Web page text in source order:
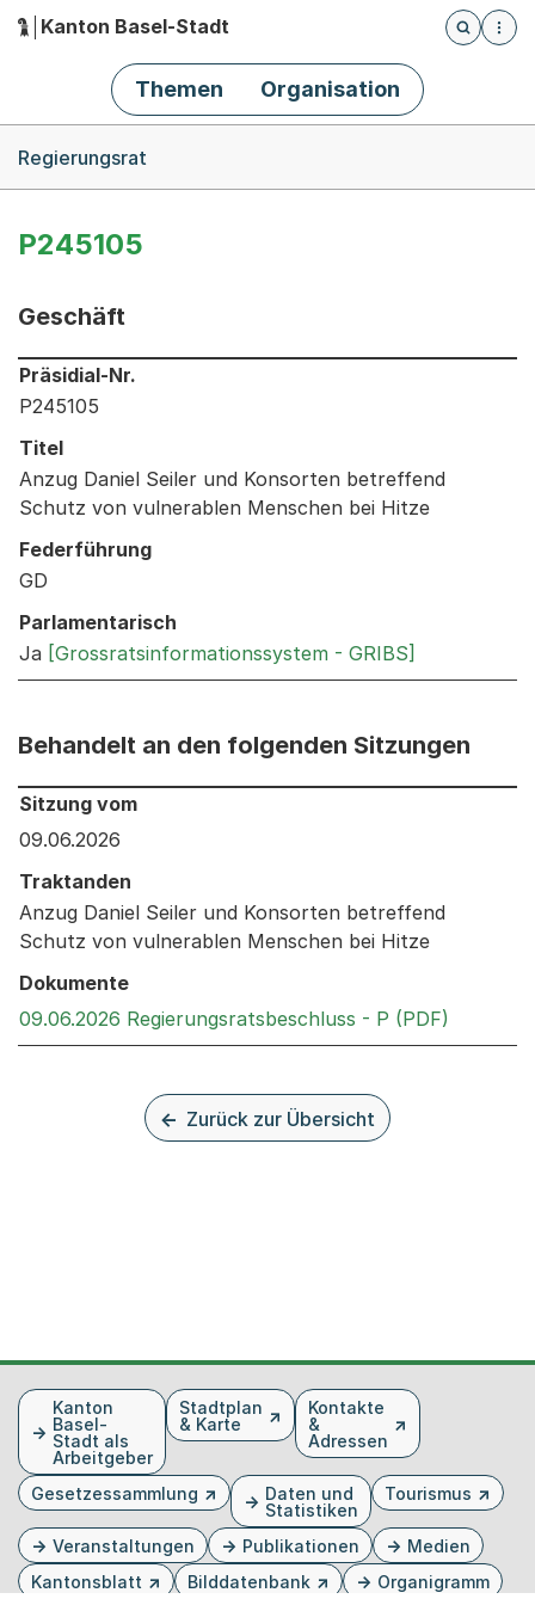
Hauptnavigation
Kanton Basel-Stadt
Öffnet
Themen Organisation
Regierungsrat
P245105
Geschäft
Informationen zum Ausgewählten Geschäft
Präsidial-Nr.
P245105
Titel
Anzug Daniel Seiler und Konsorten betreffend
Schutz von vulnerablen Menschen bei Hitze
Federführung
GD
Parlamentarisch
Ja [Grossratsinformationssystem - GRIBS]
Behandelt an den folgenden Sitzungen
Behandelt an den folgenden Sitzungen: Informationen
Sitzung vom
09.06.2026
Traktanden
Anzug Daniel Seiler und Konsorten betreffend
Schutz von vulnerablen Menschen bei Hitze
Dokumente
09.06.2026 Regierungsratsbeschluss - P (PDF)
Zurück zur Übersicht
FusszeileKanton
Basel-
Stadt als
Arbeitgeber
Stadtplan
& Karte
Kontakte
&
Adressen
Gesetzessammlung
Daten und
Statistiken
Tourismus
Veranstaltungen Publikationen
Medien
Kantonsblatt
Bilddatenbank Organigramm